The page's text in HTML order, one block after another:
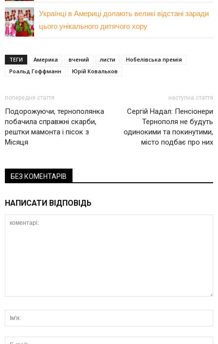
Українці в Америці долають великі відстані заради
цього унікального дитячого хору
ТЕГИ Америка вчений листи
Нобелівська премія
Роальд Гоффманн
Юрій Ковальков
попередня стаття
Подорожуючи, тернополянка
побачила справжні скарби,
рештки мамонта і пісок з
Місяця
наступна стаття
Сергій Надал: Пенсіонери
Тернополя не будуть
одинокими та покинутими,
місто подбає про них
БЕЗ КОМЕНТАРІВ
НАПИСАТИ ВІДПОВІДЬ